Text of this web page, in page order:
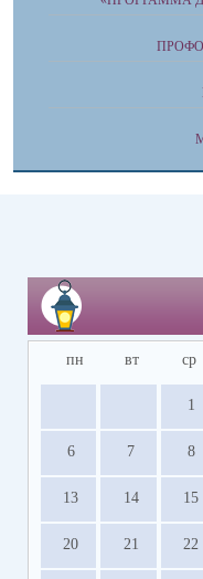
пн вт ср
1
6 7 8
13 14 15
20 21 22